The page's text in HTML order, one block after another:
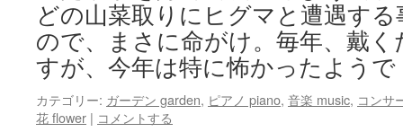
どの山菜取りにヒグマと遭遇す
ので、まさに命がけ。毎年、戴
すが、今年は特に怖かったよう
カテゴリー: ガーデン garden, ピアノ piano, 音楽 music, コンサ
花 flower | コメントする